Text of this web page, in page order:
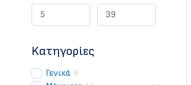
Kατηγορίες
Γενικά 8